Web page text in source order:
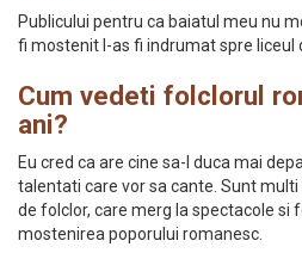
Publicului pentru ca baiatul meu nu
fi mostenit l-as fi indrumat spre liceul
Cum vedeti folclorul
ani?
Eu cred ca are cine sa-l duca mai
talentati care vor sa cante. Sunt
de folclor, care merg la spectacole si
mostenirea poporului romanesc.